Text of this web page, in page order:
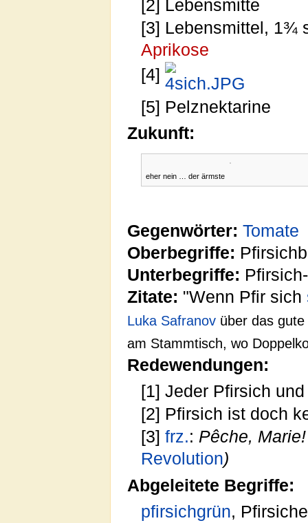
[2] Lebensmitte
[3] Lebensmittel, 1¾
Aprikose
[4]
[5] Pelznektarine
Zukunft:
eher nein … der ärmste
Gegenwörter: Tomate
Oberbegriffe:
Unterbegriffe:
Zitate: "Wenn Pfir sich
Luka Safranov über das
am Stammtisch, wo
Redewendungen:
[1] Jeder Pfirsich
[2] Pfirsich ist doch
[3]frz.:Pêche, Marie!
Revolution)
Abgeleitete Begriffe:
pfirsichgrün,